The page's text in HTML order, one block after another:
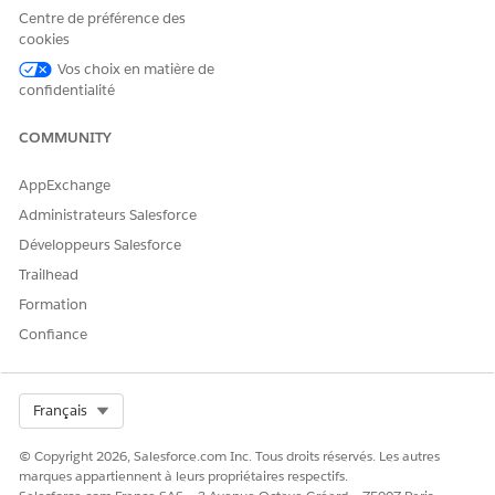
Dites-nous ce que nous pouvons améliorer !
Oui
Centre de préférence des
cookies
Vos choix en matière de
confidentialité
COMMUNITY
AppExchange
Administrateurs Salesforce
Développeurs Salesforce
Trailhead
Formation
Confiance
Français
© Copyright 2026, Salesforce.com Inc. Tous droits réservés. Les autres
marques appartiennent à leurs propriétaires respectifs.